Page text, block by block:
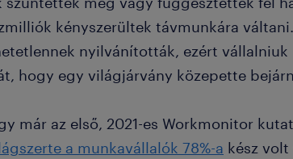
kényszerültek távmunkára
nyilvánították, ezért
hogy egy világjárvány közepette
már az első, 2021-es Workmonitor
a munkavállalók 78%-a kész volt